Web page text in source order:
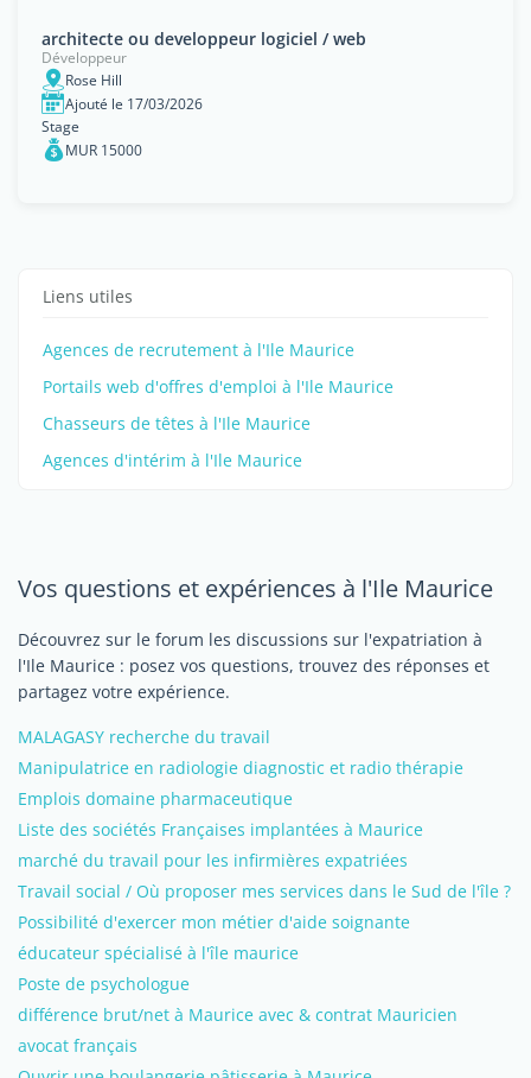
architecte ou developpeur logiciel / web
Développeur
Rose Hill
Ajouté le 17/03/2026
Stage
MUR 15000
Liens utiles
Agences de recrutement à l'Ile Maurice
Portails web d'offres d'emploi à l'Ile Maurice
Chasseurs de têtes à l'Ile Maurice
Agences d'intérim à l'Ile Maurice
Vos questions et expériences à l'Ile Maurice
Découvrez sur le forum les discussions sur l'expatriation à
l'Ile Maurice : posez vos questions, trouvez des réponses et
partagez votre expérience.
MALAGASY recherche du travail
Manipulatrice en radiologie diagnostic et radio thérapie
Emplois domaine pharmaceutique
Liste des sociétés Françaises implantées à Maurice
marché du travail pour les infirmières expatriées
Travail social / Où proposer mes services dans le Sud de l'île ?
Possibilité d'exercer mon métier d'aide soignante
éducateur spécialisé à l'île maurice
Poste de psychologue
différence brut/net à Maurice avec & contrat Mauricien
avocat français